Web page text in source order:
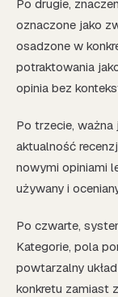
Po drugie,
oznaczone jako
osadzone w
potraktowania
opinia bez
Po trzecie,
aktualność
nowymi opiniami
używany i
Po czwarte,
Kategorie, pola
powtarzalny
konkretu zamiast